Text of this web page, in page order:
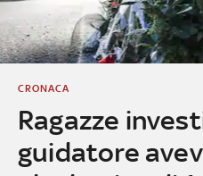
Ragazze
guidatore
CRONACA